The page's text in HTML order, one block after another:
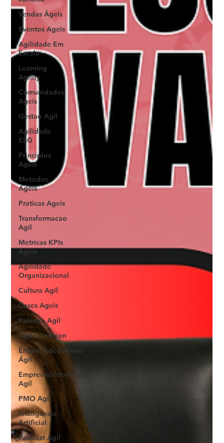
Vendas Ágeis
Eventos Ageis
Agilidade Em
Escala
Learning
Agility
Comunidades
Ageis
Gestao Agil
Agilidade
ESG
Principios
Ageis
Metodos
Ageis
Praticas Ageis
Transformacao
Agil
Metricas KPIs
Ageis
Agilidade
Organizacional
Cultura Agil
Cases Ageis
Palestra Agil
Agile Decision
Empreendedorismo
Ágil
Empreendedorismo
Agil
PMO Agil
Inteligencia
Artificial
Podcast Agil